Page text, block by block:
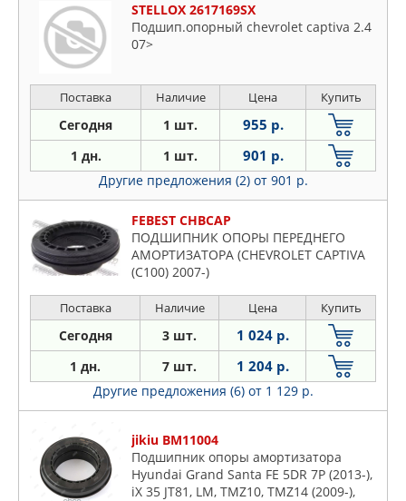
STELLOX 2617169SX
Подшип.опорный chevrolet captiva 2.4
07>
Поставка Наличие Цена Купить
Сегодня 1 шт. 955 р.
1 дн. 1 шт. 901 р.
Другие предложения (2) от 901 р.
FEBEST CHBCAP
ПОДШИПНИК ОПОРЫ ПЕРЕДНЕГО
АМОРТИЗАТОРА (CHEVROLET CAPTIVA
(C100) 2007-)
Поставка Наличие Цена Купить
Сегодня 3 шт. 1 024 р.
1 дн. 7 шт. 1 204 р.
Другие предложения (6) от 1 129 р.
jikiu BM11004
Подшипник опоры амортизатора
Hyundai Grand Santa FE 5DR 7P (2013-),
iX 35 JT81, LM, TMZ10, TMZ14 (2009-),